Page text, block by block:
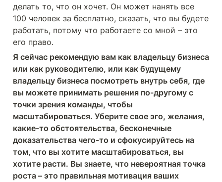
делать то, что он хочет. Он может нанять все
100 человек за бесплатно, сказать, что вы будете
работать, потому что работаете со мной – это
его право.
Я сейчас рекомендую вам как владельцу бизнеса
или как руководителю, или как будущему
владельцу бизнеса посмотреть внутрь себя, где
вы можете принимать решения по-другому с
точки зрения команды, чтобы
масштабироваться. Уберите свое эго, желания,
какие-то обстоятельства, бесконечные
доказательства чего-то и сфокусируйтесь на
том, что вы хотите масштабироваться, вы
хотите расти. Вы знаете, что невероятная точка
роста – это правильная мотивация ваших